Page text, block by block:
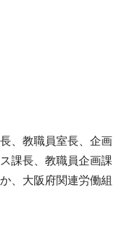
、教職員室長、企画
課長、教職員企画課
、大阪府関連労働組